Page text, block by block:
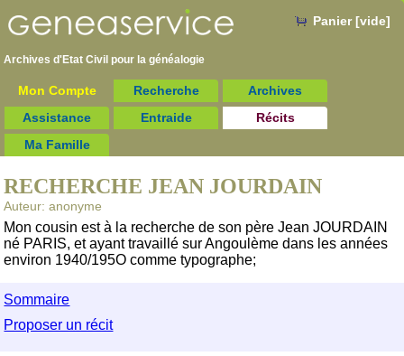
Panier [vide]
Archives d'Etat Civil pour lagénéalogie
Mon Compte Recherche
Archives
Assistance
Entraide
Récits
Ma Famille
RECHERCHE JEAN JOURDAIN
Auteur: anonyme
Mon cousin est à la recherche de son père Jean JOURDAIN
né PARIS, et ayant travaillé sur Angoulème dans les années
environ 1940/195O comme typographe;
Sommaire
Proposer un récit